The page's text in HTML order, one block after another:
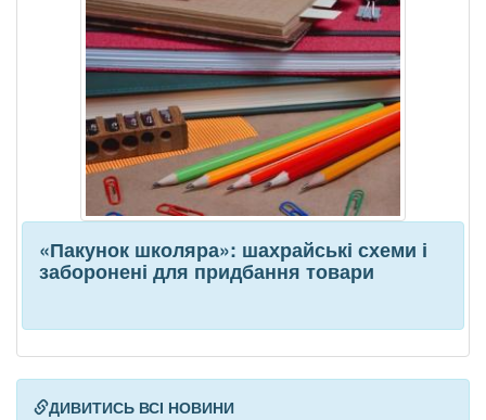
«Пакунок школяра»: шахрайські схеми і
заборонені для придбання товари
ДИВИТИСЬ ВСІ НОВИНИ